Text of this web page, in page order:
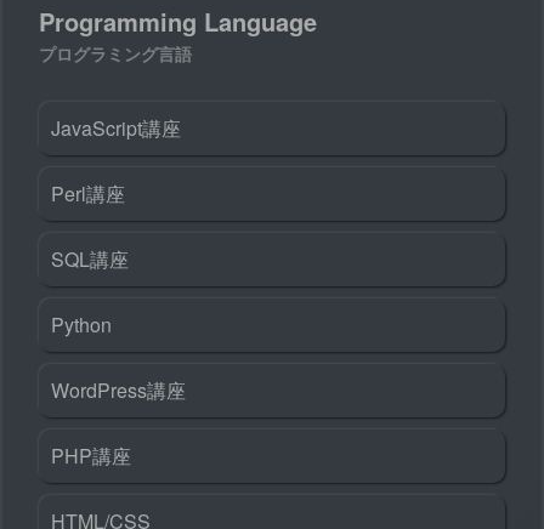
Programming Language
プログラミング言語
JavaScript講座
Perl講座
SQL講座
Python
WordPress講座
PHP講座
HTML/CSS